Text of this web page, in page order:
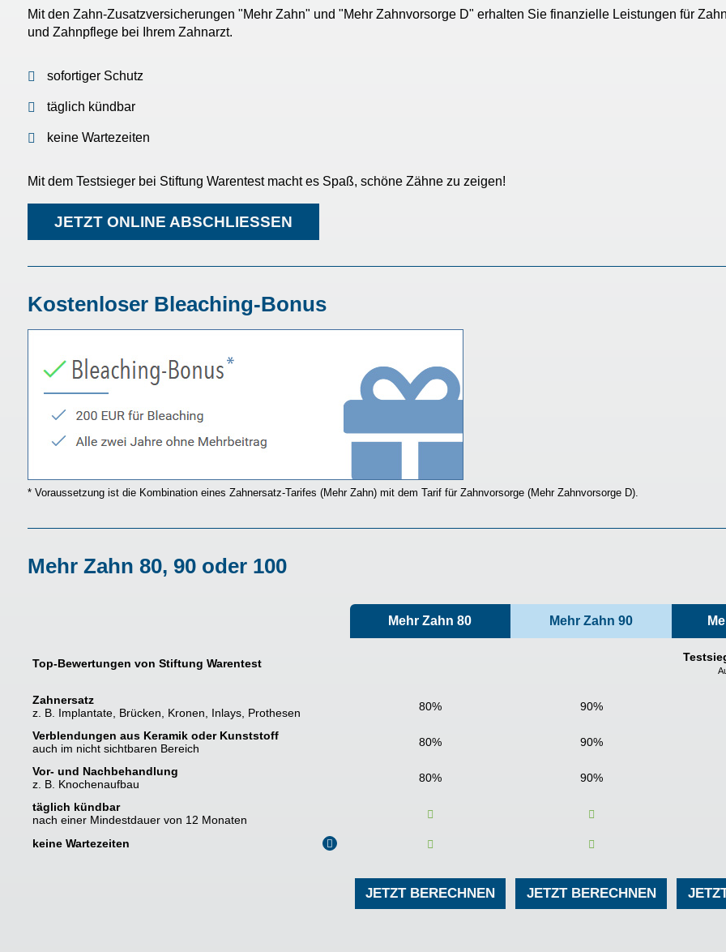
Mit den Zahn-Zusatzversicherungen "Mehr Zahn" und "Mehr Zahnvorsorge D" erhalten Sie finanzielle Leistungen für
und Zahnpflege bei Ihrem Zahnarzt.
sofortiger Schutz
täglich kündbar
keine Wartezeiten
Mit dem Testsieger bei Stiftung Warentest macht es Spaß, schöne Zähne zu zeigen!
JETZT ONLINE ABSCHLIESSEN
Kostenloser Bleaching-Bonus
* Voraussetzung ist die Kombination eines Zahnersatz-Tarifes (Mehr Zahn) mit dem Tarif für Zahnvorsorge (Mehr Zahnvorsorge D).
Mehr Zahn 80, 90 oder 100
Mehr Zahn 80 Mehr Zahn 90
Top-Bewertungen von Stiftung Warentest
Zahnersatz
z. B. Implantate, Brücken, Kronen, Inlays, Prothesen
80% 90%
Verblendungen aus Keramik oder Kunststoff
auch im nicht sichtbaren Bereich
80% 90%
Vor- und Nachbehandlung
z. B. Knochenaufbau
80% 90%
täglich kündbar
nach einer Mindestdauer von 12 Monaten
keine Wartezeiten
i
JETZT BERECHNEN JETZT BERECHNEN